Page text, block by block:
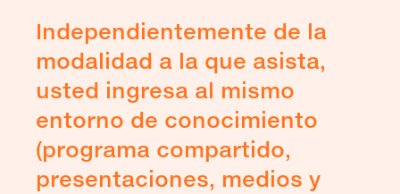
Independientemente de la
modalidad a la que asista,
usted ingresa al mismo
entorno de conocimiento
(programa compartido,
presentaciones, medios y